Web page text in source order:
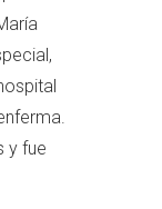
y fue